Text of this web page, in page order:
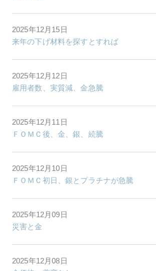
2025年12月15日
来年の下げ材料を探すとすれば
2025年12月12日
雇用者数、実質減、金急騰
2025年12月11日
ＦＯＭＣ後、金、銀、続騰
2025年12月10日
ＦＯＭＣ初日、銀とプラチナが急騰
2025年12月09日
災害と金
2025年12月08日